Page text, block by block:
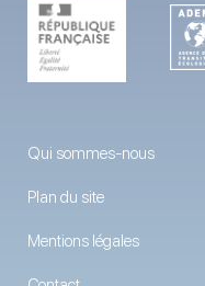
Qui sommes-nous
Plan du site
Mentions légales